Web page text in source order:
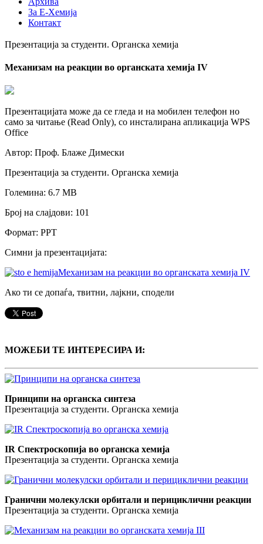
За Е-Хемија
Контакт
Презентација за студенти. Органска хемија
Механизам на реакции во органската хемија IV
Презентацијата може да се гледа и на мобилен телефон но
само за читање (Read Only), со инсталирана апликација WPS
Office
Автор: Проф. Блаже Димески
Презентација за студенти. Oрганска хемија
Големина: 6.7 МB
Број на слајдови: 101
Формат: PPT
Симни ја презентацијата:
Механизам на реакции во органската хемија IV
Ако ти се допаѓа, твитни, лајкни, сподели
МОЖЕБИ ТЕ ИНТЕРЕСИРА И:
Принципи на органска синтеза
Презентација за студенти. Органска хемија
IR Спектроскопија во органска хемија
Презентација за студенти. Органска хемија
Гранични молекулски орбитали и перициклични реакции
Презентација за студенти. Органска хемија